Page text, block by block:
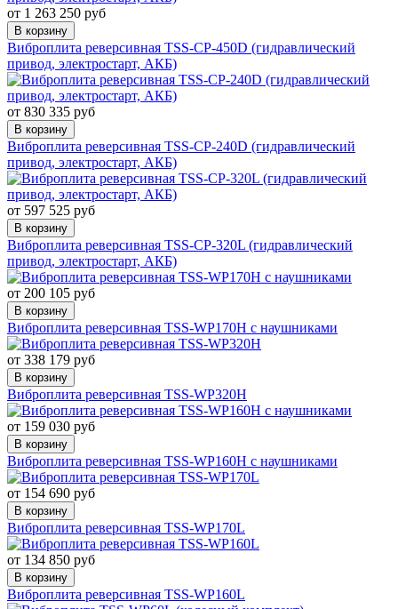
от 1 263 250 руб
В корзину
Виброплита реверсивная TSS-CP-450D (гидравлический
привод, электростарт, АКБ)
от 830 335 руб
В корзину
Виброплита реверсивная TSS-CP-240D (гидравлический
привод, электростарт, АКБ)
от 597 525 руб
В корзину
Виброплита реверсивная TSS-CP-320L (гидравлический
привод, электростарт, АКБ)
от 200 105 руб
В корзину
Виброплита реверсивная TSS-WP170H с наушниками
от 338 179 руб
В корзину
Виброплита реверсивная TSS-WP320H
от 159 030 руб
В корзину
Виброплита реверсивная TSS-WP160H с наушниками
от 154 690 руб
В корзину
Виброплита реверсивная TSS-WP170L
от 134 850 руб
В корзину
Виброплита реверсивная TSS-WP160L